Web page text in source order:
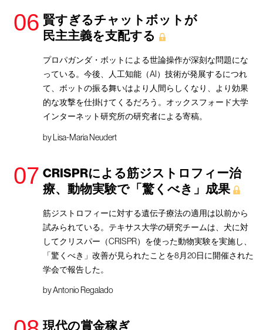
賢すぎるチャットボットが
民主主義を支配する
プロパガンダ・ボットによる世論操作が深刻な問題にな
っている。今後、人工知能（AI）技術が発展するにつれ
て、ボットの振る舞いはより人間らしくなり、より効果
的な攻撃を仕掛けてくるだろう。オックスフォード大学
インターネット研究所の研究者による寄稿。
byLisa-Maria Neudert
CRISPRによる筋ジストロフィー治
療、動物実験で「驚くべき」成果
筋ジストロフィーに対する遺伝子療法の適用は以前から
試みられている。テキサス大学の研究チームは、犬に対
してクリスパー（CRISPR）を使った動物実験を実施し、
「驚くべき」改善が見られたことを8月20日に開催された
学会で報告した。
byAntonio Regalado
現代の賞金稼ぎ